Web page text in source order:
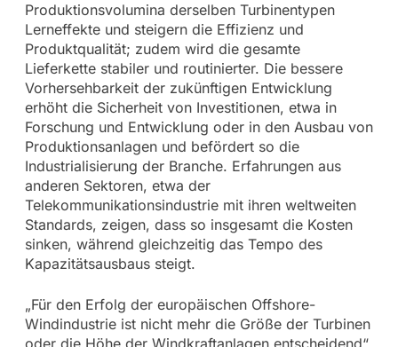
Produktionsvolumina derselben Turbinentypen
Lerneffekte und steigern die Effizienz und
Produktqualität; zudem wird die gesamte
Lieferkette stabiler und routinierter. Die bessere
Vorhersehbarkeit der zukünftigen Entwicklung
erhöht die Sicherheit von Investitionen, etwa in
Forschung und Entwicklung oder in den Ausbau von
Produktionsanlagen und befördert so die
Industrialisierung der Branche. Erfahrungen aus
anderen Sektoren, etwa der
Telekommunikationsindustrie mit ihren weltweiten
Standards, zeigen, dass so insgesamt die Kosten
sinken, während gleichzeitig das Tempo des
Kapazitätsausbaus steigt.
„Für den Erfolg der europäischen Offshore-
Windindustrie ist nicht mehr die Größe der Turbinen
oder die Höhe der Windkraftanlagen entscheidend“,